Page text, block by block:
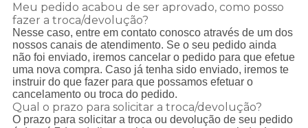
Meu pedido acabou de ser aprovado, como posso
fazer a troca/devolução?
Nesse caso, entre em contato conosco através de um dos
nossos canais de atendimento. Se o seu pedido ainda
não foi enviado, iremos cancelar o pedido para que efetue
uma nova compra. Caso já tenha sido enviado, iremos te
instruir do que fazer para que possamos efetuar o
cancelamento ou troca do pedido.
Qual o prazo para solicitar a troca/devolução?
O prazo para solicitar a troca ou devolução de seu pedido